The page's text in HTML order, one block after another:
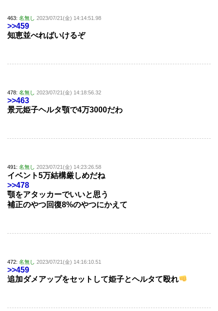
463: 名無し 2023/07/21(金) 14:14:51.98
>>459
知恵並べればいけるぞ
478: 名無し 2023/07/21(金) 14:18:56.32
>>463
景元姫子ヘルタ顎で4万3000だわ
491: 名無し 2023/07/21(金) 14:23:26.58
イベント5万結構厳しめだね
>>478
顎をアタッカーでいいと思う
補正のやつ回復8%のやつにかえて
472: 名無し 2023/07/21(金) 14:16:10.51
>>459
追加ダメアップをセットして姫子とヘルタて殴れ